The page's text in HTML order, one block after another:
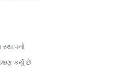
કર્યું છે